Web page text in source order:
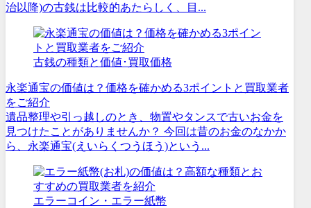
治以降)の古銭は比較的あたらしく、目...
古銭の種類と価値･買取価格
永楽通宝の価値は？価格を確かめる3ポイントと買取業者
をご紹介
遺品整理や引っ越しのとき、物置やタンスで古いお金を
見つけたことがありませんか？ 今回は昔のお金のなかか
ら、永楽通宝(えいらくつうほう)という...
エラーコイン・エラー紙幣